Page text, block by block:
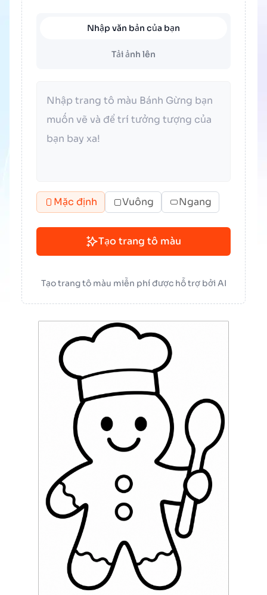
Nhập văn bản của bạn
Tải ảnh lên
Mặc định Vuông Ngang
Tạo trang tô màu
Tạo trang tô màu miễn phí được hỗ trợ bởi AI